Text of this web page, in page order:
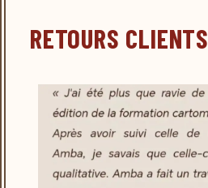
RETOURS CLIENTS